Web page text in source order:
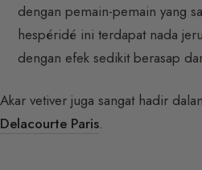
dengan pemain-pemain yang
hespéridé ini terdapat nada
dengan efek sedikit berasap
Akar vetiver juga sangat hadir
Delacourte Paris.